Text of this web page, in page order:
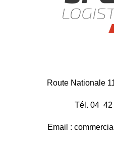
Route Nationale
Tél. 04
Email :